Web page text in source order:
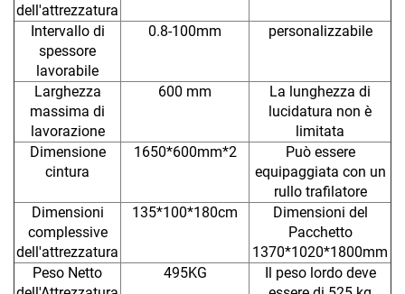
dell'attrezzatura
Intervallo di
spessore
lavorabile
0.8-100mm personalizzabile
Larghezza
massima di
lavorazione
600 mm
La lunghezza di
lucidatura non è
limitata
Dimensione
cintura
1650*600mm*2
Può essere
equipaggiata con un
rullo trafilatore
Dimensioni
complessive
dell'attrezzatura
135*100*180cm
Dimensioni del
Pacchetto
1370*1020*1800mm
Peso Netto
495KG
Il peso lordo deve